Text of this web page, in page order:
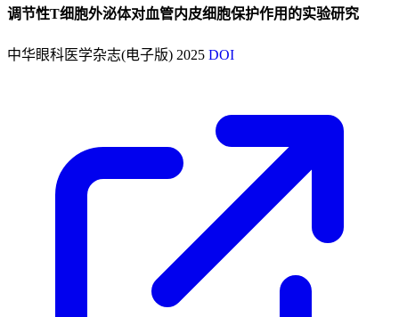
调节性T细胞外泌体对血管内皮细胞保护作用的实验研究
中华眼科医学杂志(电子版) 2025 DOI